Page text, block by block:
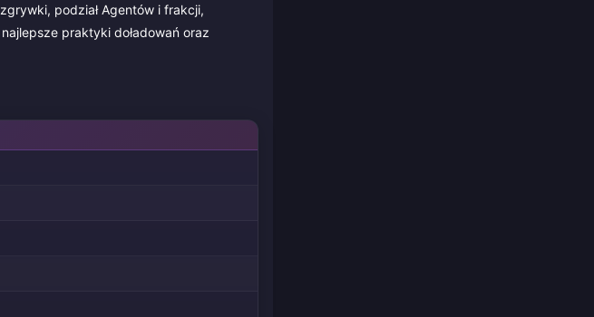
podział Agentów i frakcji,
praktyki doładowań oraz